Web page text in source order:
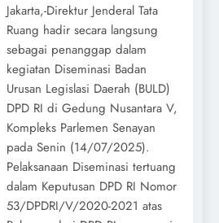
Jakarta,-Direktur Jenderal Tata
Ruang hadir secara langsung
sebagai penanggap dalam
kegiatan Diseminasi Badan
Urusan Legislasi Daerah (BULD)
DPD RI di Gedung Nusantara V,
Kompleks Parlemen Senayan
pada Senin (14/07/2025).
Pelaksanaan Diseminasi tertuang
dalam Keputusan DPD RI Nomor
53/DPDRI/V/2020-2021 atas